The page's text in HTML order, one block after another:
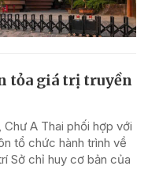
tỏa giá trị truyền
A Thai phối hợp với
tổ chức hành trình về
Sở chỉ huy cơ bản của